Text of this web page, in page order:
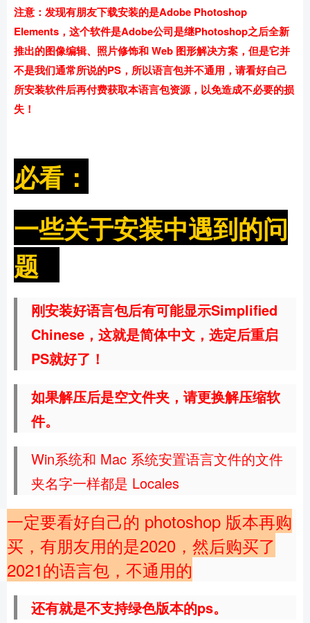
注意：发现有朋友下载安装的是Adobe Photoshop
Elements，这个软件是Adobe公司是继Photoshop之后全新
推出的图像编辑、照片修饰和 Web 图形解决方案，但是它并
不是我们通常所说的PS，所以语言包并不通用，请看好自己
所安装软件后再付费获取本语言包资源，以免造成不必要的损
失！
必看：
一些关于安装中遇到的问
题
刚安装好语言包后有可能显示Simplified
Chinese，这就是简体中文，选定后重启
PS就好了！
如果解压后是空文件夹，请更换解压缩软
件。
Win系统和 Mac 系统安置语言文件的文件
夹名字一样都是 Locales
一定要看好自己的 photoshop 版本再购
买，有朋友用的是2020，然后购买了
2021的语言包，不通用的
还有就是不支持绿色版本的ps。